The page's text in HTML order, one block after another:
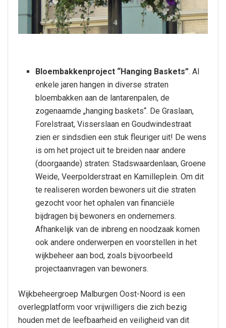
Bloembakkenproject “Hanging Baskets”. Al
enkele jaren hangen in diverse straten
bloembakken aan de lantarenpalen, de
zogenaamde „hanging baskets“. De Graslaan,
Forelstraat, Visserslaan en Goudwindestraat
zien er sindsdien een stuk fleuriger uit! De wens
is om het project uit te breiden naar andere
(doorgaande) straten: Stadswaardenlaan, Groene
Weide, Veerpolderstraat en Kamilleplein. Om dit
te realiseren worden bewoners uit die straten
gezocht voor het ophalen van financiële
bijdragen bij bewoners en ondernemers.
Afhankelijk van de inbreng en noodzaak komen
ook andere onderwerpen en voorstellen in het
wijkbeheer aan bod, zoals bijvoorbeeld
projectaanvragen van bewoners.
Wijkbeheergroep Malburgen Oost-Noord is een
overlegplatform voor vrijwilligers die zich bezig
houden met de leefbaarheid en veiligheid van dit